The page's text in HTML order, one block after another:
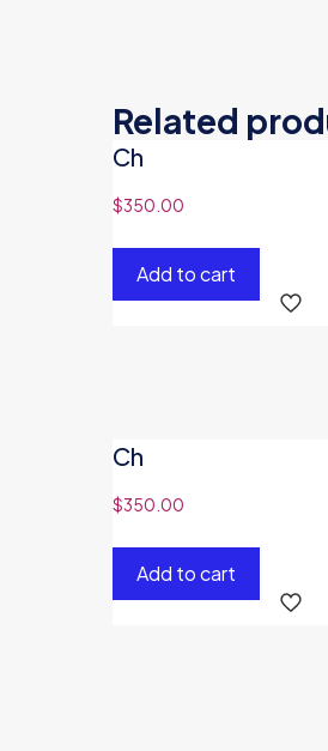
Related
Ch
$350.00
Add to cart
Ch
$350.00
Add to cart